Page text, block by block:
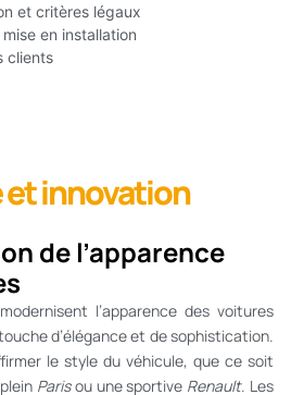
et critères légaux
en installation
clients
innovation
de l’apparence
modernisent l’apparence des voitures
d’élégance et de sophistication.
le style du véhicule, que ce soit
Parisou une sportive Renault. Les